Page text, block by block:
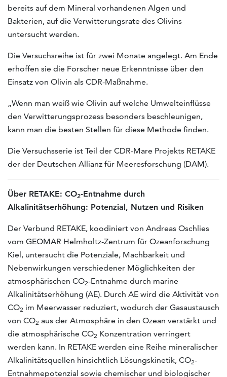
bereits auf dem Mineral vorhandenen Algen und
Bakterien, auf die Verwitterungsrate des Olivins
untersucht werden.
Die Versuchsreihe ist für zwei Monate angelegt. Am Ende
erhoffen sie die Forscher neue Erkenntnisse über den
Einsatz von Olivin als CDR-Maßnahme.
„Wenn man weiß wie Olivin auf welche Umwelteinflüsse
den Verwitterungsprozess besonders beschleunigen,
kann man die besten Stellen für diese Methode finden.
Die Versuchsserie ist Teil der CDR-Mare Projekts RETAKE
der der Deutschen Allianz für Meeresforschung (DAM).
Über RETAKE: CO2-Entnahme durch
Alkalinitätserhöhung: Potenzial, Nutzen und Risiken
Der Verbund RETAKE, koodiniert von Andreas Oschlies
vom GEOMAR Helmholtz-Zentrum für Ozeanforschung
Kiel, untersucht die Potenziale, Machbarkeit und
Nebenwirkungen verschiedener Möglichkeiten der
atmosphärischen CO2-Entnahme durch marine
Alkalinitätserhöhung (AE). Durch AE wird die Aktivität von
CO2 im Meerwasser reduziert, wodurch der Gasaustausch
von CO2 aus der Atmosphäre in den Ozean verstärkt und
die atmosphärische CO2 Konzentration verringert
werden kann. In RETAKE werden eine Reihe mineralischer
Alkalinitätsquellen hinsichtlich Lösungskinetik, CO2-
Entnahmepotenzial sowie chemischer und biologischer